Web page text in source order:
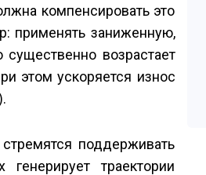
компенсировать это
применять заниженную,
существенно возрастает
этом ускоряется износ
поддерживать
траектории